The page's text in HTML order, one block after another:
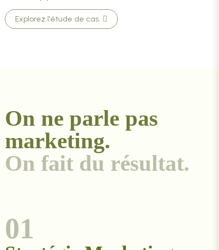
Explorez l'étude de cas
On ne parle pas
marketing.
On fait du résultat.
01